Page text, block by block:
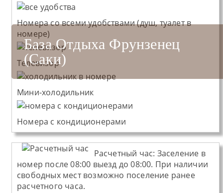
База Отдыха Фрунзенец
(Саки)
1 комнатный 2 местный
комфорт
1 комнатный номер Эконом
1 комнатный 2 местный
комфорт плюс
Номера со всеми удобствами (душ, туалет в
номере)
Телевизор
Мини-холодильник
Номера с кондиционерами
Расчетный час: Заселение в
номер после 08:00 выезд до 08:00. При наличии
свободных мест возможно поселение ранее
расчетного часа.